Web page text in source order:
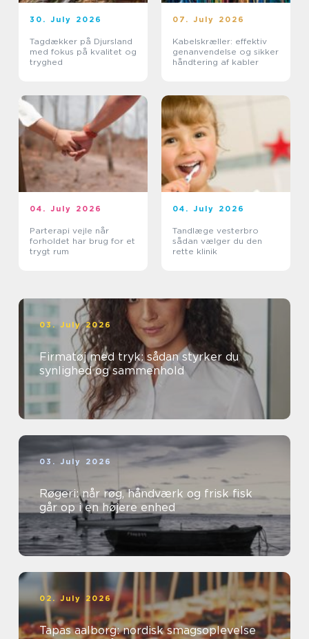
30. July 2026
Tagdækker på Djursland
med fokus på kvalitet og
tryghed
07. July 2026
Kabelskræller: effektiv
genanvendelse og sikker
håndtering af kabler
04. July 2026
Parterapi vejle når
forholdet har brug for et
trygt rum
04. July 2026
Tandlæge vesterbro
sådan vælger du den
rette klinik
03. July 2026
Firmatøj med tryk: sådan styrker du
synlighed og sammenhold
03. July 2026
Røgeri: når røg, håndværk og frisk fisk
går op i en højere enhed
02. July 2026
Tapas aalborg: nordisk smagsoplevelse